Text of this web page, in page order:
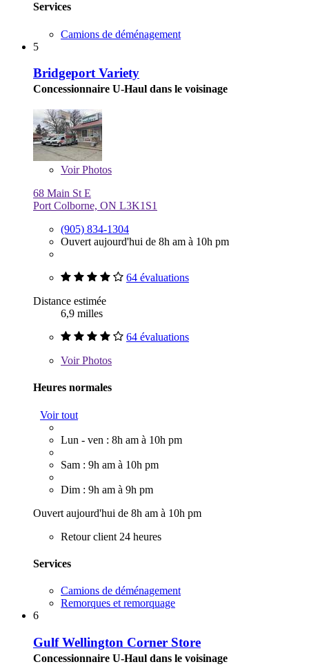
Services
Camions de déménagement
5
Bridgeport Variety
Concessionnaire U-Haul dans le voisinage
VoirPhotos
68 Main St E
Port Colborne, ON L3K1S1
(905) 834-1304
Ouvert aujourd'hui de 8h am à 10h pm
64 évaluations
Distance estimée
6,9 milles
64 évaluations
VoirPhotos
Heures normales
Voir tout
Lun - ven : 8h am à 10h pm
Sam : 9h am à 10h pm
Dim : 9h am à 9h pm
Ouvert aujourd'hui de 8h am à 10h pm
Retour client 24 heures
Services
Camions de déménagement
Remorques et remorquage
6
Gulf Wellington Corner Store
Concessionnaire U-Haul dans le voisinage